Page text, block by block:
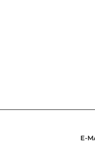
E-